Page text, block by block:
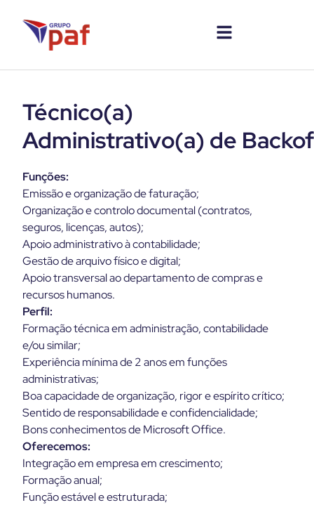
Técnico(a)
Administrativo(a) de
Funções:
Emissão e organização de faturação;
Organização e controlo documental (contratos,
seguros, licenças, autos);
Apoio administrativo à contabilidade;
Gestão de arquivo físico e digital;
Apoio transversal ao departamento de compras e
recursos humanos.
Perfil:
Formação técnica em administração, contabilidade
e/ou similar;
Experiência mínima de 2 anos em funções
administrativas;
Boa capacidade de organização, rigor e espírito crítico;
Sentido de responsabilidade e confidencialidade;
Bons conhecimentos de Microsoft Office.
Oferecemos:
Integração em empresa em crescimento;
Formação anual;
Função estável e estruturada;